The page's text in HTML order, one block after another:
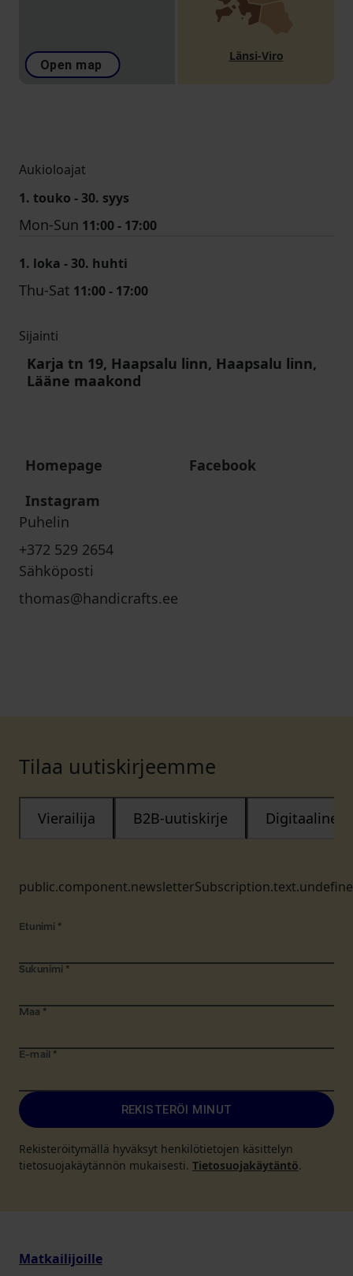
Open map
Länsi-Viro
Aukioloajat
1. touko - 30. syys
Mon-Sun 11:00 - 17:00
1. loka - 30. huhti
Thu-Sat 11:00 - 17:00
Sijainti
Karja tn 19, Haapsalu linn, Haapsalu linn,
Lääne maakond
Homepage
Facebook
Instagram
Puhelin
+372 529 2654
Sähköposti
thomas@handicrafts.ee
Tilaa uutiskirjeemme
Vierailija B2B-uutiskirje Digitaalinen
Etunimi *
Sukunimi *
Maa *
E-mail *
REKISTERÖI MINUT
Rekisteröitymällä hyväksyt henkilötietojen käsittelyn
tietosuojakäytännön mukaisesti. Tietosuojakäytäntö.
Matkailijoille